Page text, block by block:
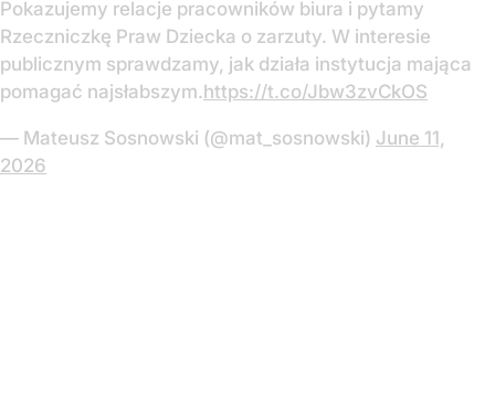
Pokazujemy relacje pracowników biura i pytamy
Rzeczniczkę Praw Dziecka o zarzuty. W interesie
publicznym sprawdzamy, jak działa instytucja mająca
pomagać najsłabszym.https://t.co/Jbw3zvCkOS
— Mateusz Sosnowski (@mat_sosnowski) June 11,
2026